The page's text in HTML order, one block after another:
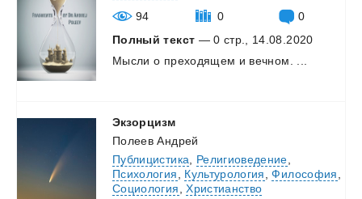
94
0
0
Полный текст — 0 стр., 14.08.2020
Мысли о преходящем и вечном.
Экзорцизм
Полеев Андрей
Публицистика
Религиоведение
Психология
Культурология ,Философия
Социология ,Христианство